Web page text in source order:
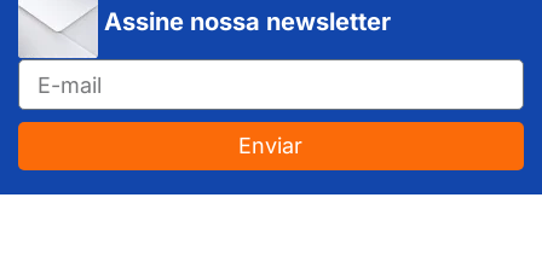
Assine nossa newsletter
Enviar